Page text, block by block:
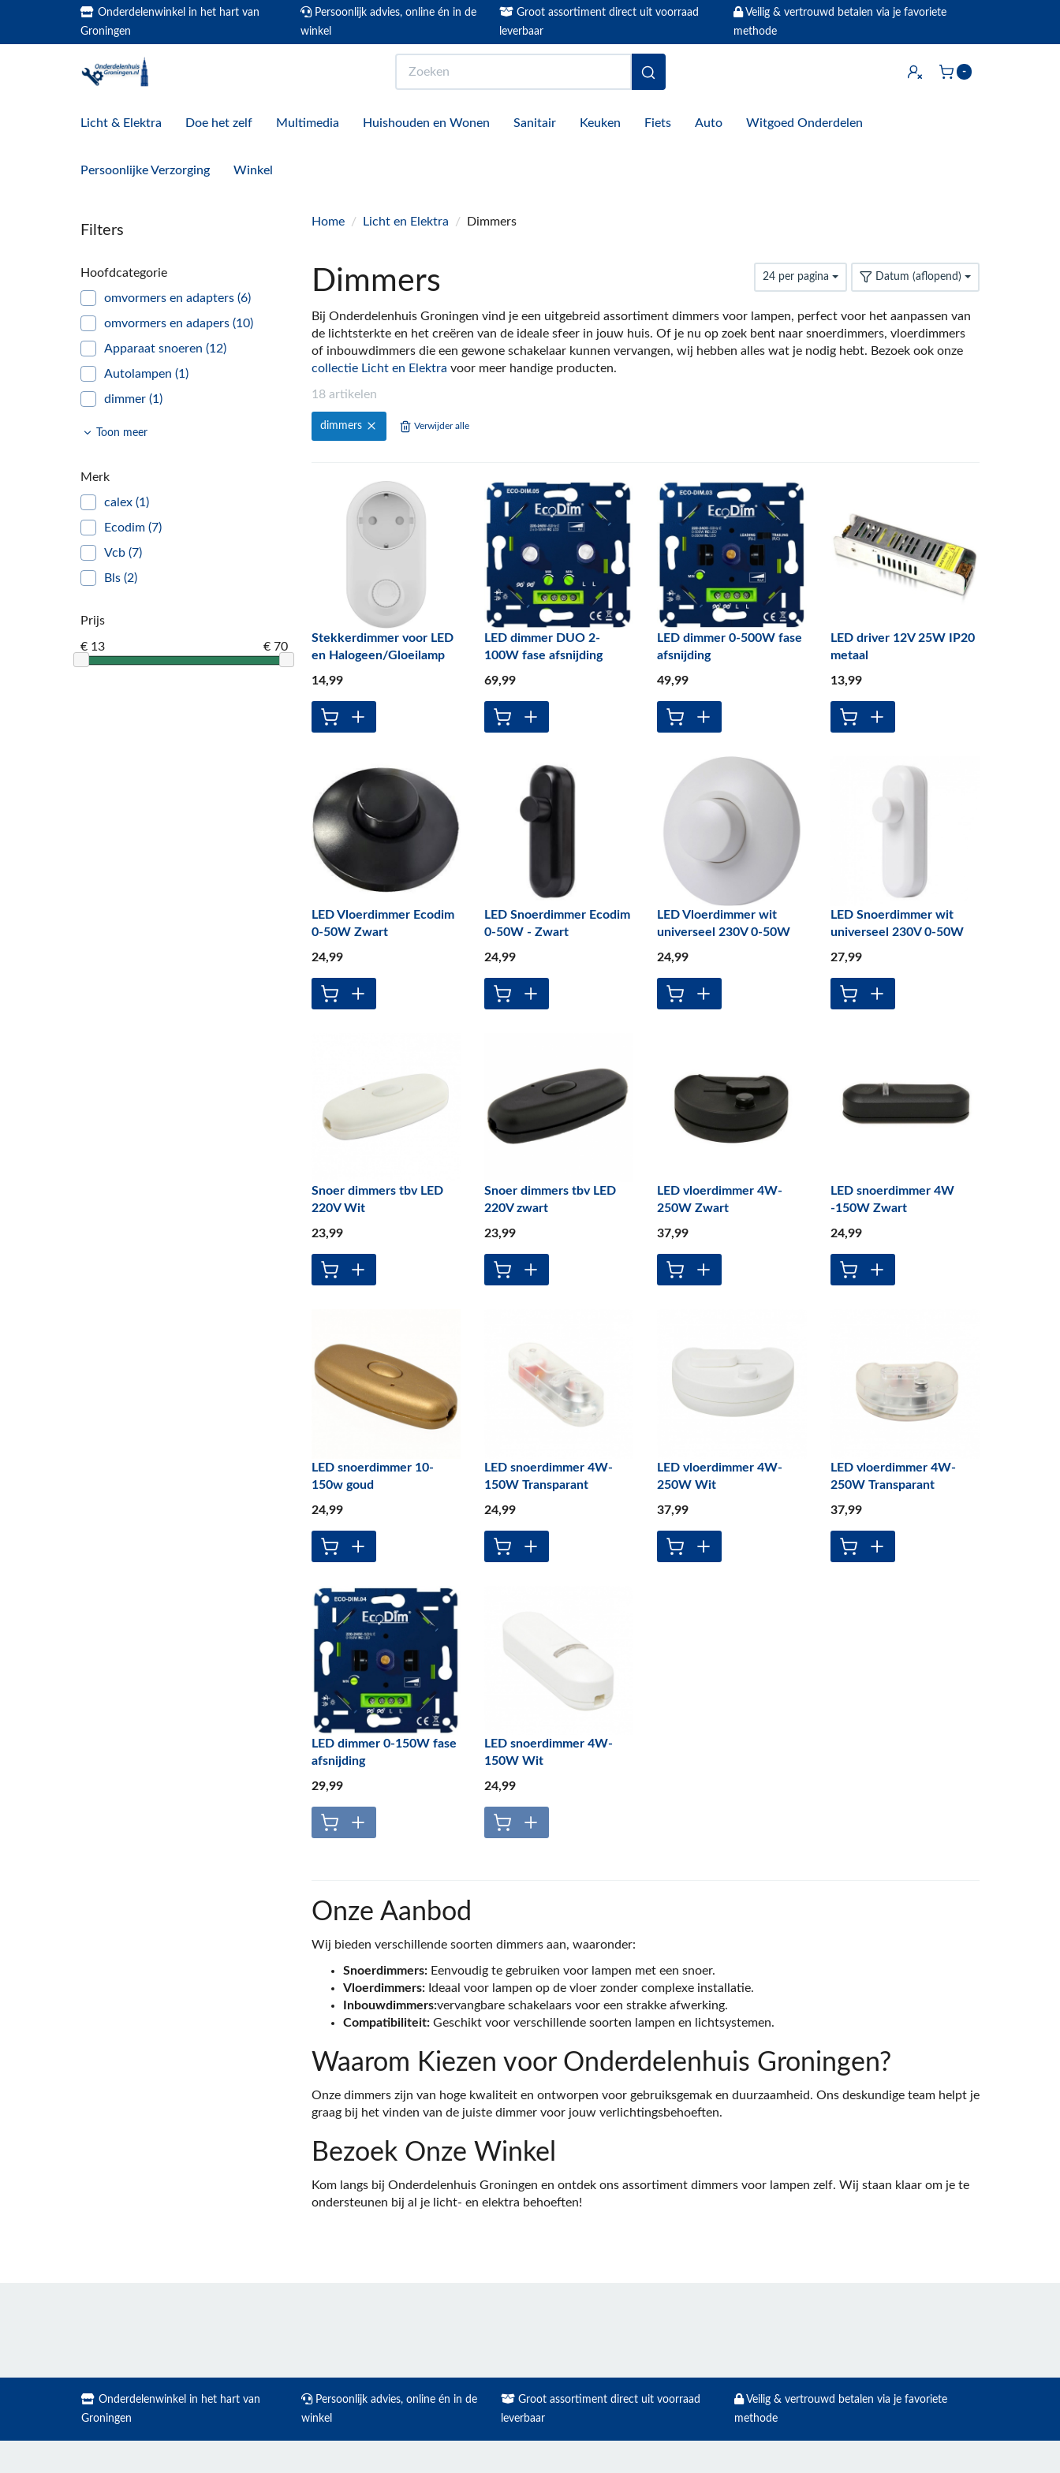
Onderdelenwinkel in het hart van
Groningen
Persoonlijk advies, online én in de
winkel
Groot assortiment direct uit voorraad
leverbaar
Veilig & vertrouwd betalen via je favoriete
methode
Inloggen -
Licht & Elektra Doe het zelf Multimedia Huishouden en Wonen Sanitair Keuken Fiets Auto Witgoed Onderdelen
Persoonlijke Verzorging Winkel
Filters
Hoofdcategorie
omvormers en adapters (6)
omvormers en adapers (10)
Apparaat snoeren (12)
Autolampen (1)
dimmer (1)
schakelaars
Fittingen en Lamphouders
zekeringen
schakelmateriaal
Zaklampen
stekkers en contrastekkers
stekkerdozen en
verlengsnoeren
(75)
Toon meer
Merk
calex (1)
Ecodim (7)
Vcb (7)
Bls (2)
Prijs
€ 13 € 70
Home / Licht en Elektra / Dimmers
Dimmers Datum (aflopend)
24 per pagina
Bij Onderdelenhuis Groningen vind je een uitgebreid assortiment dimmers voor lampen, perfect voor het aanpassen van
de lichtsterkte en het creëren van de ideale sfeer in jouw huis. Of je nu op zoek bent naar snoerdimmers, vloerdimmers
of inbouwdimmers die een gewone schakelaar kunnen vervangen, wij hebben alles wat je nodig hebt. Bezoek ook onze
collectie Licht en Elektra voor meer handige producten.
18 artikelen
dimmers Verwijder alle
Stekkerdimmer voor LED
en Halogeen/Gloeilamp
14,99
LED dimmer DUO 2-
100W fase afsnijding
69,99
LED dimmer 0-500W fase
afsnijding
49,99
LED driver 12V 25W IP20
metaal
13,99
LED Vloerdimmer Ecodim
0-50W Zwart
24,99
LED Snoerdimmer Ecodim
0-50W - Zwart
24,99
LED Vloerdimmer wit
universeel 230V 0-50W
24,99
LED Snoerdimmer wit
universeel 230V 0-50W
27,99
Snoer dimmers tbv LED
220V Wit
23,99
Snoer dimmers tbv LED
220V zwart
23,99
LED vloerdimmer 4W-
250W Zwart
37,99
LED snoerdimmer 4W
-150W Zwart
24,99
LED snoerdimmer 10-
150w goud
24,99
LED snoerdimmer 4W-
150W Transparant
24,99
LED vloerdimmer 4W-
250W Wit
37,99
LED vloerdimmer 4W-
250W Transparant
37,99
LED dimmer 0-150W fase
afsnijding
29,99
LED snoerdimmer 4W-
150W Wit
24,99
Onze Aanbod
Wij bieden verschillende soorten dimmers aan, waaronder:
Snoerdimmers:Eenvoudig te gebruiken voor lampen met een snoer.
Vloerdimmers:Ideaal voor lampen op de vloer zonder complexe installatie.
Inbouwdimmers:vervangbare schakelaars voor een strakke afwerking.
Compatibiliteit:Geschikt voor verschillende soorten lampen en lichtsystemen.
Waarom Kiezen voor Onderdelenhuis Groningen?
Onze dimmers zijn van hoge kwaliteit en ontworpen voor gebruiksgemak en duurzaamheid. Ons deskundige team helpt je
graag bij het vinden van de juiste dimmer voor jouw verlichtingsbehoeften.
Bezoek Onze Winkel
Kom langs bij Onderdelenhuis Groningen en ontdek ons assortiment dimmers voor lampen zelf. Wij staan klaar om je te
ondersteunen bij al je licht- en elektra behoeften!
Onderdelenwinkel in het hart van
Groningen
Persoonlijk advies, online én in de
winkel
Groot assortiment direct uit voorraad
leverbaar
Veilig & vertrouwd betalen via je favoriete
methode